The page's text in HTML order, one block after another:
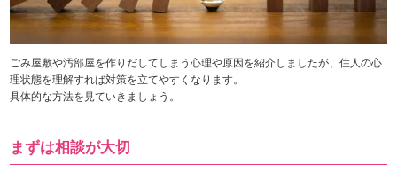
ごみ屋敷や汚部屋を作りだしてしまう心理や原因を紹介しましたが、住人の心
理状態を理解すれば対策を立てやすくなります。
具体的な方法を見ていきましょう。
まずは相談が大切